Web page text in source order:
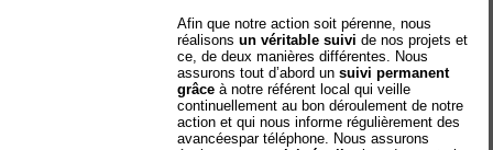
Afin que notre action soit pérenne, nous
réalisonsun véritable suivi de nos projets et
ce, de deux manières différentes. Nous
assurons tout d’abord unsuivi permanent
grâce à notre référent local qui veille
continuellement au bon déroulement de notre
action et qui nous informe régulièrement des
avancéespar téléphone. Nous assurons